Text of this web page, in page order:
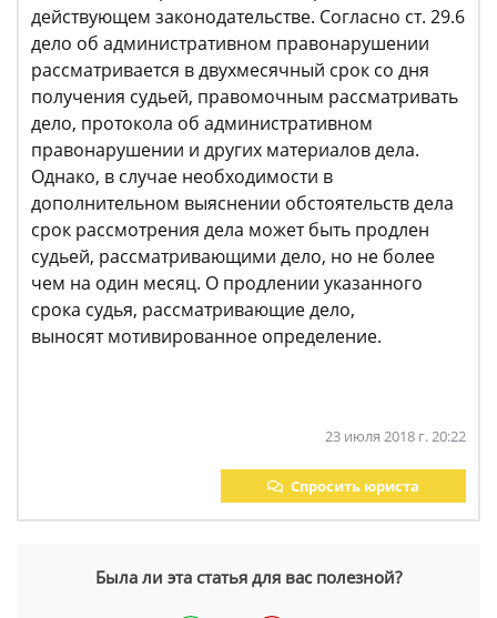
действующем законодательстве. Согласно ст. 29.6
дело об административном правонарушении
рассматривается в двухмесячный срок со дня
получения судьей, правомочным рассматривать
дело, протокола об административном
правонарушении и других материалов дела.
Однако, в случае необходимости в
дополнительном выяснении обстоятельств дела
срок рассмотрения дела может быть продлен
судьей, рассматривающими дело, но не более
чем на один месяц. О продлении указанного
срока судья, рассматривающие дело,
выносят мотивированное определение.
23 июля 2018 г. 20:22
Спросить юриста
Была ли эта статья для вас полезной?